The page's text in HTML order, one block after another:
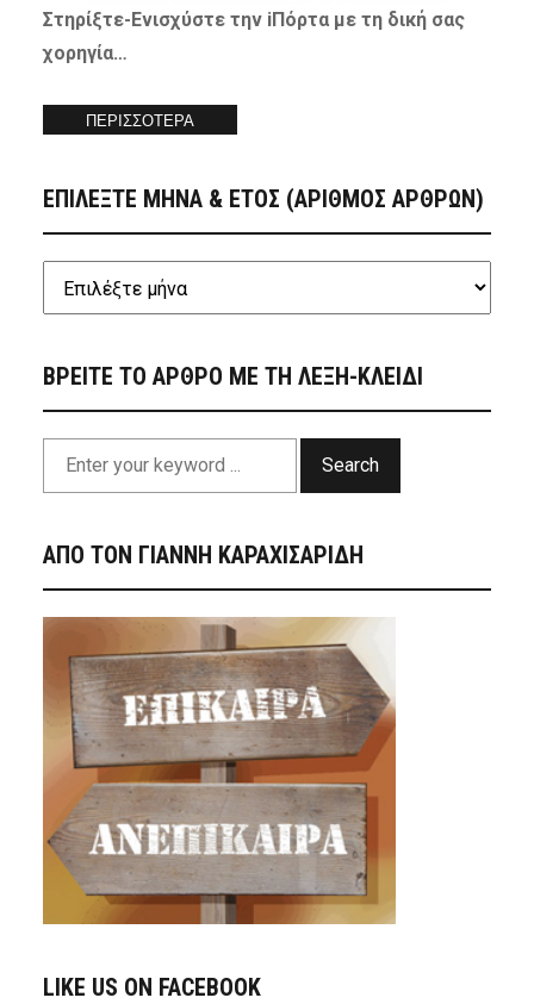
Στηρίξτε-Ενισχύστετην iΠόρτα με τη δική σας
χορηγία…
ΠΕΡΙΣΣΟΤΕΡΑ
ΕΠΙΛΕΞΤΕ ΜΗΝΑ & ΕΤΟΣ (ΑΡΙΘΜΟΣ ΑΡΘΡΩΝ)
ΒΡΕΙΤΕ ΤΟ ΑΡΘΡΟ ΜΕ ΤΗ ΛΕΞΗ-ΚΛΕΙΔΙ
Search
ΑΠΟ ΤΟΝ ΓΙΑΝΝΗ ΚΑΡΑΧΙΣΑΡΙΔΗ
LIKE US ON FACEBOOK